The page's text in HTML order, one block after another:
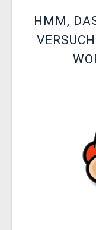
XZONE CLUB
HMM,